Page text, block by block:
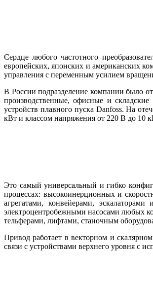
Сердце любого частотного
европейских, японских и американских
управления с переменным усилием
В России подразделение компании было
производственные, офисные и
устройств плавного пуска Danfoss. На
кВт и классом напряжения от 220 В до 10
Это самый универсальный и гибко
процессах: высокоинерционных и
агрегатами, конвейерами,
электроцентробежными насосами любых
тельферами, лифтами, станочным
Привод работает в векторном и
связи с устройствами верхнего уровня с